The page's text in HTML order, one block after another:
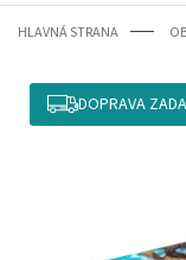
HLAVNÁ STRANA
DOPRAVA